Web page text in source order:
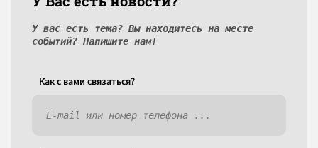
У вас есть тема? Вы находитесь на месте
событий? Напишите нам!
Как c вами связаться?